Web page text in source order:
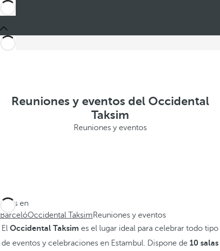
Reuniones y eventos del Occidental
Taksim
Reuniones y eventos
Estás en
BarcelóOccidental TaksimReuniones y eventos
El Occidental Taksim es el lugar ideal para celebrar todo tipo
de eventos y celebraciones en Estambul. Dispone de 10 salas